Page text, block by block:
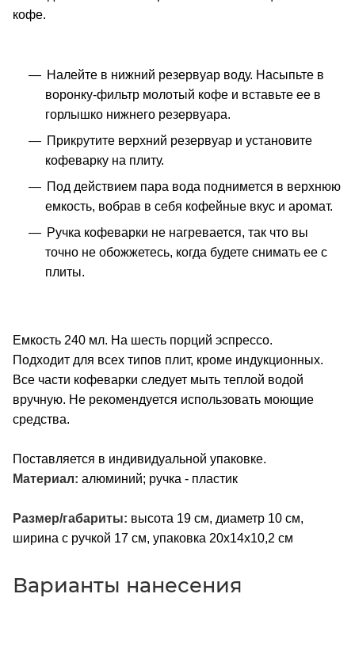
кофе.
Налейте в нижний резервуар воду. Насыпьте в
воронку-фильтр молотый кофе и вставьте ее в
горлышко нижнего резервуара.
Прикрутите верхний резервуар и установите
кофеварку на плиту.
Под действием пара вода поднимется в верхнюю
емкость, вобрав в себя кофейные вкус и аромат.
Ручка кофеварки не нагревается, так что вы
точно не обожжетесь, когда будете снимать ее с
плиты.
Емкость 240 мл. На шесть порций эспрессо.
Подходит для всех типов плит, кроме индукционных.
Все части кофеварки следует мыть теплой водой
вручную. Не рекомендуется использовать моющие
средства.
Поставляется в индивидуальной упаковке.
Материал: алюминий; ручка - пластик
Размер/габариты: высота 19 см, диаметр 10 см,
ширина с ручкой 17 см, упаковка 20х14х10,2 см
Варианты нанесения